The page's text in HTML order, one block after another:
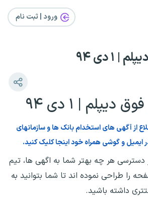
ورود | ثبت‌ نام
۱ دی ۹۴
| ۱ دی ۹۴
از آگهی های استخدام بانک ها و سازمانهای
و گوشی همراه خود اینجا کلیک کنید.
دسترسی هر چه بهتر شما به اگهی ها، تیم
را طراحی نموده اند تا شما بتوانید به
داشته باشید.